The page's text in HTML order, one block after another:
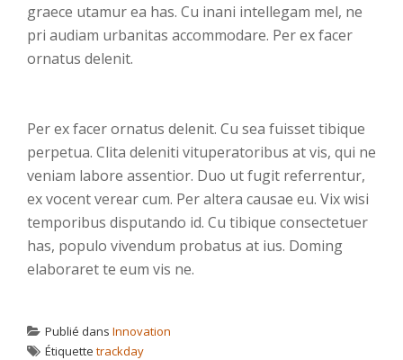
graece utamur ea has. Cu inani intellegam mel, ne
pri audiam urbanitas accommodare. Per ex facer
ornatus delenit.
Per ex facer ornatus delenit. Cu sea fuisset tibique
perpetua. Clita deleniti vituperatoribus at vis, qui ne
veniam labore assentior. Duo ut fugit referrentur,
ex vocent verear cum. Per altera causae eu. Vix wisi
temporibus disputando id. Cu tibique consectetuer
has, populo vivendum probatus at ius. Doming
elaboraret te eum vis ne.
Publié dans Innovation
Étiquette trackday